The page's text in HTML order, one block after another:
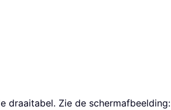
draaitabel. Zie de schermafbeelding: